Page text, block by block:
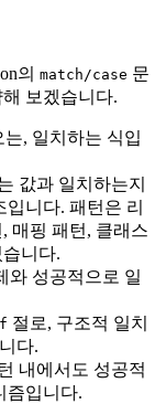
의 match/case 문
보겠습니다.
, 일치하는 식입
값과 일치하는지
니다. 패턴은 리
매핑 패턴, 클래스
니다.
와 성공적으로 일
절로, 구조적 일치
다.
내에서도 성공적
즘입니다.